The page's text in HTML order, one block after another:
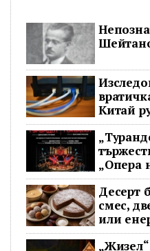
Китай
целия
„Опера
София
Десерт
смес,
или